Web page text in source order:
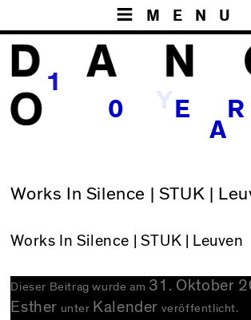
MENU
1
0 E
A
R
Works In Silence | STUK |
Works In Silence | STUK | Leuven
Dieser Beitrag wurde am 31. Oktober
Esther unter Kalender veröffentlicht.